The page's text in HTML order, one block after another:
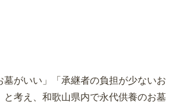
墓がいい」「承継者の負担が少ないお
と考え、和歌山県内で永代供養のお墓